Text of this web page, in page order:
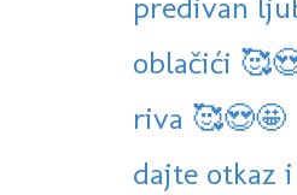
oblačići
riva 🥰😍🤩
dajte otkaz